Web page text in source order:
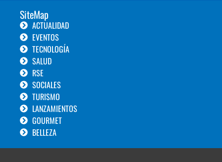
SiteMap
ACTUALIDAD
EVENTOS
TECNOLOGÍA
SALUD
RSE
SOCIALES
TURISMO
LANZAMIENTOS
GOURMET
BELLEZA